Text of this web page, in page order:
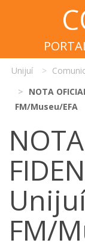
Unijuí
NOTA
FM/Museu/EFA
FM/